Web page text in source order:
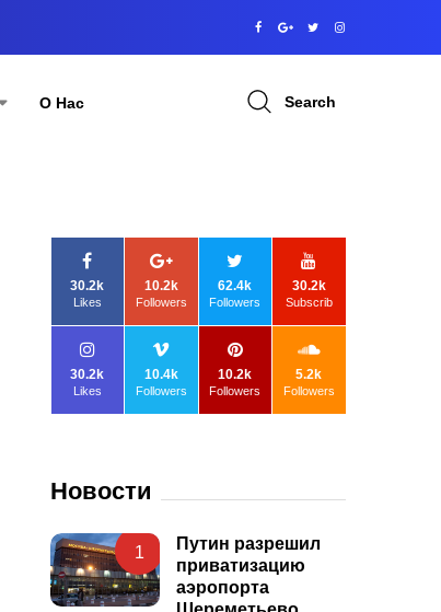
О Нас Search
30.2k
Likes
10.2k
Followers
62.4k
Followers
30.2k
Subscrib
30.2k
Likes
10.4k
Followers
10.2k
Followers
5.2k
Followers
Новости
1
Путин разрешил
приватизацию
аэропорта